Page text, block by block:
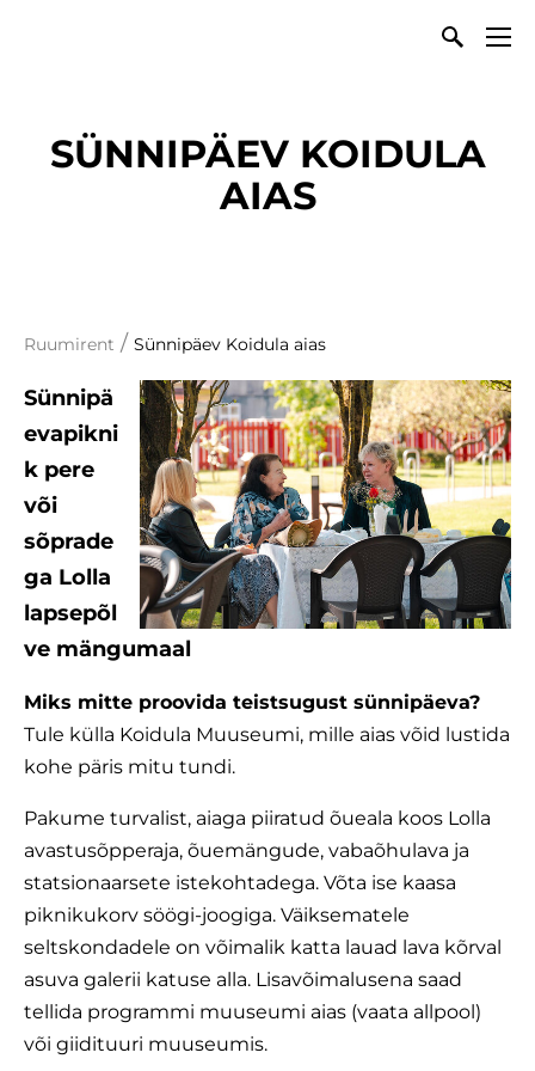
SÜNNIPÄEV KOIDULA
AIAS
Ruumirent / Sünnipäev Koidula aias
Sünnipä
evapikni
k pere
või
sõprade
ga Lolla
lapsepõl
ve mängumaal
Miks mitte proovida teistsugust sünnipäeva?
Tule külla Koidula Muuseumi, mille aias võid lustida
kohe päris mitu tundi.
Pakume turvalist, aiaga piiratud õueala koos Lolla
avastusõpperaja, õuemängude, vabaõhulava ja
statsionaarsete istekohtadega. Võta ise kaasa
piknikukorv söögi-joogiga. Väiksematele
seltskondadele on võimalik katta lauad lava kõrval
asuva galerii katuse alla. Lisavõimalusena saad
tellida programmi muuseumi aias (vaata allpool)
või giidituuri muuseumis.